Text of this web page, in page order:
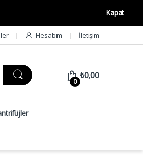
Kapat
Hesabım İletişim
0
₺0,00